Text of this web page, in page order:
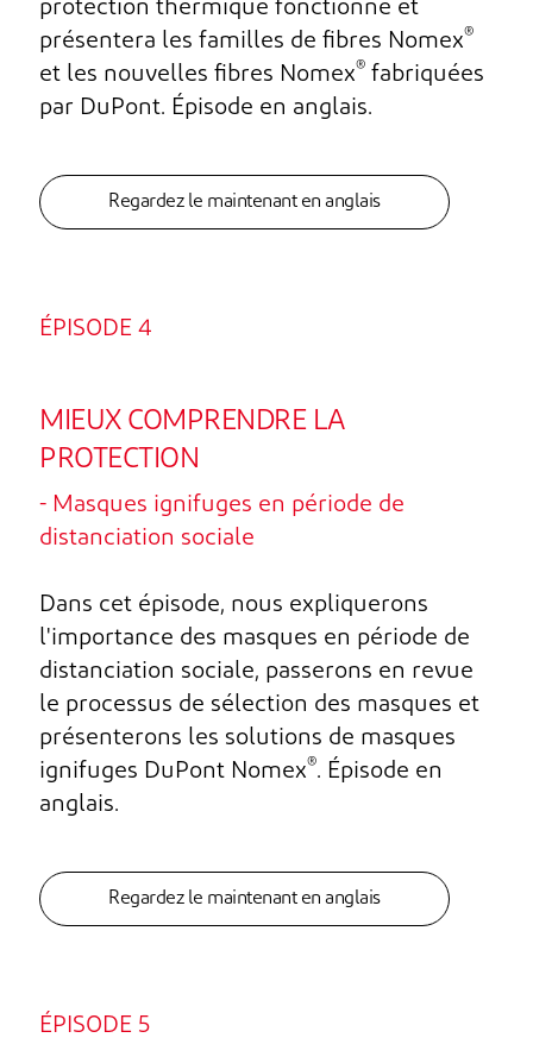
protection thermique fonctionne et
présentera les familles de fibres Nomex®
et les nouvelles fibres Nomex® fabriquées
par DuPont. Épisode en anglais.
Regardez le maintenant en anglais
ÉPISODE 4
MIEUX COMPRENDRE LA
PROTECTION
- Masques ignifuges en période de
distanciation sociale
Dans cet épisode, nous expliquerons
l'importance des masques en période de
distanciation sociale, passerons en revue
le processus de sélection des masques et
présenterons les solutions de masques
ignifuges DuPont Nomex®. Épisode en
anglais.
Regardez le maintenant en anglais
ÉPISODE 5